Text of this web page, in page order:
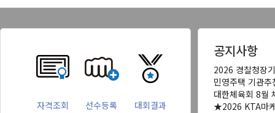
자격조회 선수등록 대회결과
공지사항
2026 경찰청장
민영주택 기관
대한체육회 8월
★2026 KTA마